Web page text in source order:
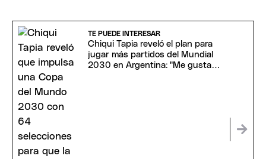
TE PUEDE INTERESAR
Chiqui Tapia reveló el plan para
jugar más partidos del Mundial
2030 en Argentina: "Me gustaría